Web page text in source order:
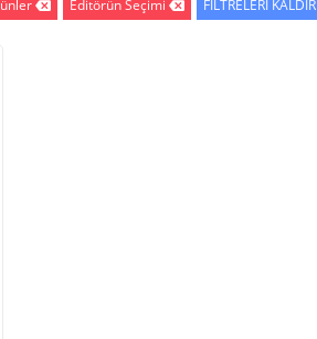
Editörün Seçimi FİLTRELERİ KALDIR